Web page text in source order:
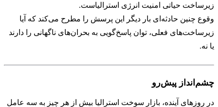
زیرساخت حیاتی امنیت انرژی استرالیاست.
وقوع چنین حادثه‌ای بار دیگر این پرسش را مطرح می‌کند که آیا
زیرساخت‌های فعلی، توان پاسخ‌گویی به بحران‌های ناگهانی را دارند
یا نه.
چشم‌انداز پیش‌رو
در روزهای آینده، بازار سوخت استرالیا بیش از هر چیز به سه عامل